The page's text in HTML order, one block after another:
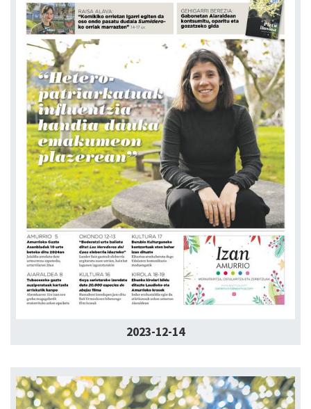
2023-12-14